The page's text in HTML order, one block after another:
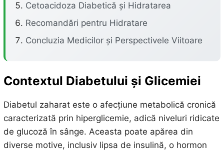
Cetoacidoza Diabetică și Hidratarea
Recomandări pentru Hidratare
Concluzia Medicilor și Perspectivele Viitoare
Contextul Diabetului și Glicemiei
Diabetul zaharat este o afecțiune metabolică cronică
caracterizată prin hiperglicemie, adică niveluri ridicate
de glucoză în sânge. Aceasta poate apărea din
diverse motive, inclusiv lipsa de insulină, o hormon